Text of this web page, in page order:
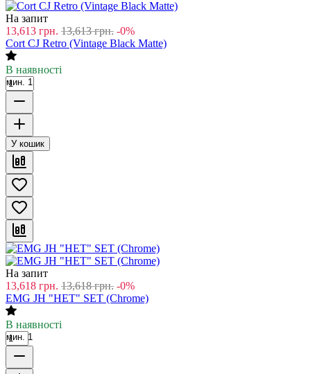
На запит
13,613 грн. 13,613 грн. -0%
Cort CJ Retro (Vintage Black Matte)
В наявності
мин. 1
У кошик
На запит
13,618 грн. 13,618 грн. -0%
EMG JH "HET" SET (Chrome)
В наявності
мин. 1